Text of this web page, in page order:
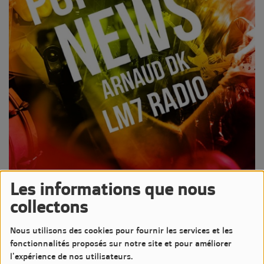
Les informations que nous
collectons
Nous utilisons des cookies pour fournir les services et les
fonctionnalités proposés sur notre site et pour améliorer
l'expérience de nos utilisateurs.
11 MAI 2026 - 703 VUES
Écouter le podcast
Podcast de l'émission Pop-Rock News animée par Arnaud DK
Diffusée le Lundi 11 Mai 2026 de 20h à 21h sur LM7